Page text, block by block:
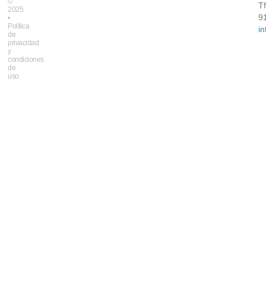
2025
•
Política
de
privacidad
y
condiciones
de
uso